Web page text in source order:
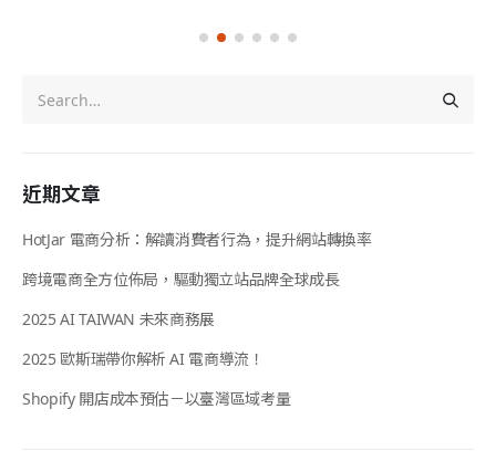
近期文章
HotJar 電商分析：解讀消費者行為，提升網站轉換率
跨境電商全方位佈局，驅動獨立站品牌全球成長
2025 AI TAIWAN 未來商務展
2025 歐斯瑞帶你解析 AI 電商導流！
Shopify 開店成本預估－以臺灣區域考量